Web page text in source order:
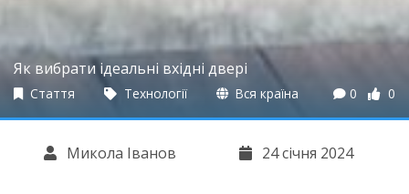
Як вибрати ідеальні вхідні двері
Стаття Технології Вся країна 0 0
Микола Іванов 24 січня 2024